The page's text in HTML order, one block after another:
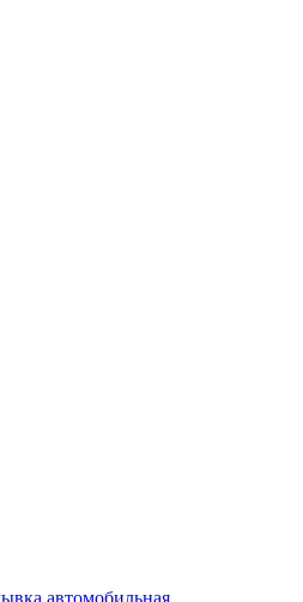
автомобильная